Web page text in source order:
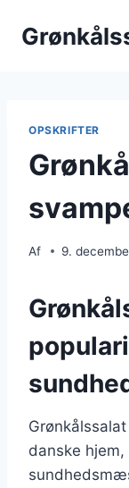
OPSKRIFTER
Af 9.
danske